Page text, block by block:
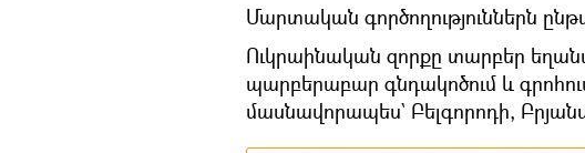
Մարտական գործողություններն
Ուկրաինական զորքը տարբեր
պարբերաբար գնդակոծում և
մասնավորապես` Բելգորոդի,